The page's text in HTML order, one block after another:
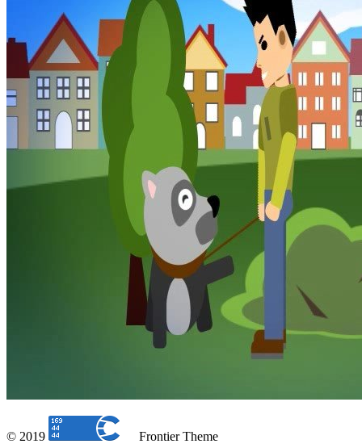
© 2019 Frontier Theme